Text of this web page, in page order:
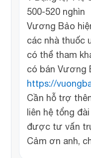
500-520 nghìn
Vương Bảo
các nhà thuốc
có thể tham
có bán Vương
https://
Cần hỗ trợ
liên hệ tổng
được tư vấn
Cảm ơn anh,